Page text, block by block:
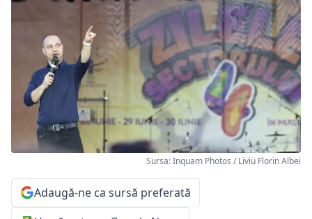
Sursa: Inquam Photos / Liviu Florin Albei
Adaugă-ne ca sursă preferată